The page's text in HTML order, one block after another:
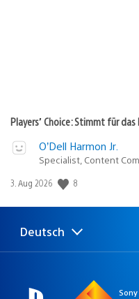
Players’ Choice: Stimmt für
O’Dell Harmon Jr.
Specialist, Content
Veröffentlichungsdatum:
3. Aug 2026 8
Select
Aktuelle
Deutsch
Sony